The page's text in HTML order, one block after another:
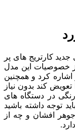
کارتریج های پر
خصوصیات این مدل
اشاره کرد و همچنین
تعویض کند بدون نیاز
در دستگاه های
باشد اما باید توجه داشته باشید
افشان و چه از